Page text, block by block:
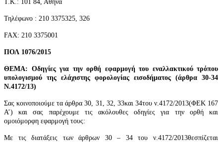
Τ.Κ.: 101 84, Αθήνα
Τηλέφωνο : 210 3375325, 326
FAX: 210 3375001
ΠΟΛ 1076/2015
ΘΕΜΑ: Οδηγίες για την ορθή εφαρμογή του εναλλακτικού τρόπου
υπολογισμού της ελάχιστης φορολογίας εισοδήματος (άρθρα 30-34
Ν.4172/13)
Σας κοινοποιούμε τα άρθρα 30 , 31 , 32 , 33και 34του ν.4172/2013(ΦΕΚ 167
Α’) και σας παρέχουμε τις ακόλουθες οδηγίες για την ορθή και
ομοιόμορφη εφαρμογή τους:
Με τις διατάξεις των άρθρων 30 – 34 του ν.4172/2013θεσπίζεται